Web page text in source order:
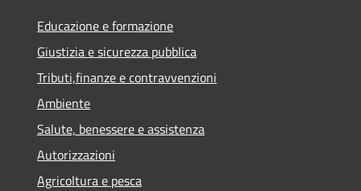
Educazione e formazione
Giustizia e sicurezza pubblica
Tributi,finanze e contravvenzioni
Ambiente
Salute, benessere e assistenza
Autorizzazioni
Agricoltura e pesca